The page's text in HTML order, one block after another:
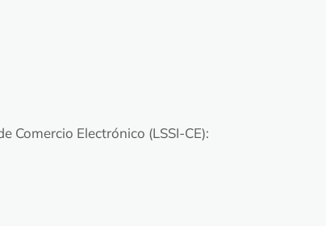
Comercio Electrónico (LSSI-CE):